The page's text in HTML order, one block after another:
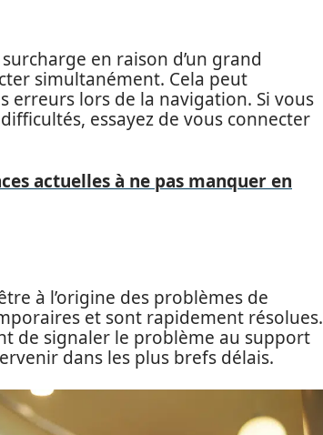
en raison d’un grand
simultanément. Cela peut
erreurs lors de la navigation. Si vous
essayez de vous connecter
actuelles à ne pas manquer en
à l’origine des problèmes de
et sont rapidement résolues.
de signaler le problème au support
dans les plus brefs délais.